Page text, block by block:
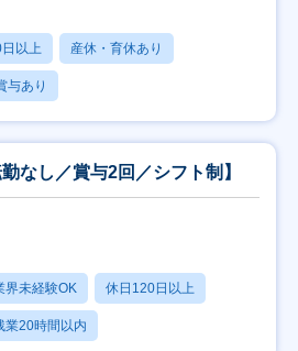
以上 産休・育休あり
与あり
なし／賞与2回／シフト制】
界未経験OK 休日120日以上
業20時間以内